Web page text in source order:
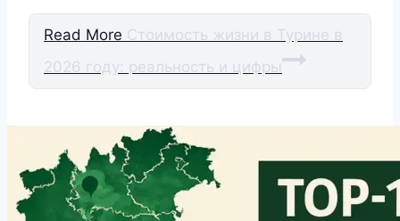
Read More Стоимость жизни в Турине в
2026 году: реальность и цифры